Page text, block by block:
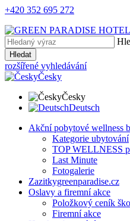
+420 352 695 272
Hledat
rozšířené vyhledávání
Česky
Česky
Deutsch
Akční pobytové wellness
Kategorie ubytování
TOP WELLNESS
Last Minute
Fotogalerie
Zazitkygreenparadise.cz
Oslavy a firemní akce
Položkový ceník
Firemní akce